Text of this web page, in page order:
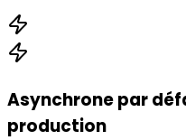
Asynchrone par
production